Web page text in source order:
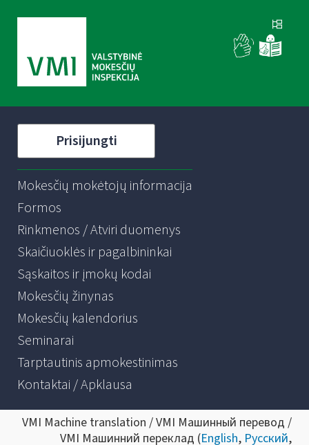
Prisijungti
Mokesčių mokėtojų informacija
Formos
Rinkmenos / Atviri duomenys
Skaičiuoklės ir pagalbininkai
Sąskaitos ir įmokų kodai
Mokesčių žinynas
Mokesčių kalendorius
Seminarai
Tarptautinis apmokestinimas
Kontaktai / Apklausa
VMI Machine translation / VMI Машинный перевод /
VMI Машинний переклад (English, Русский,